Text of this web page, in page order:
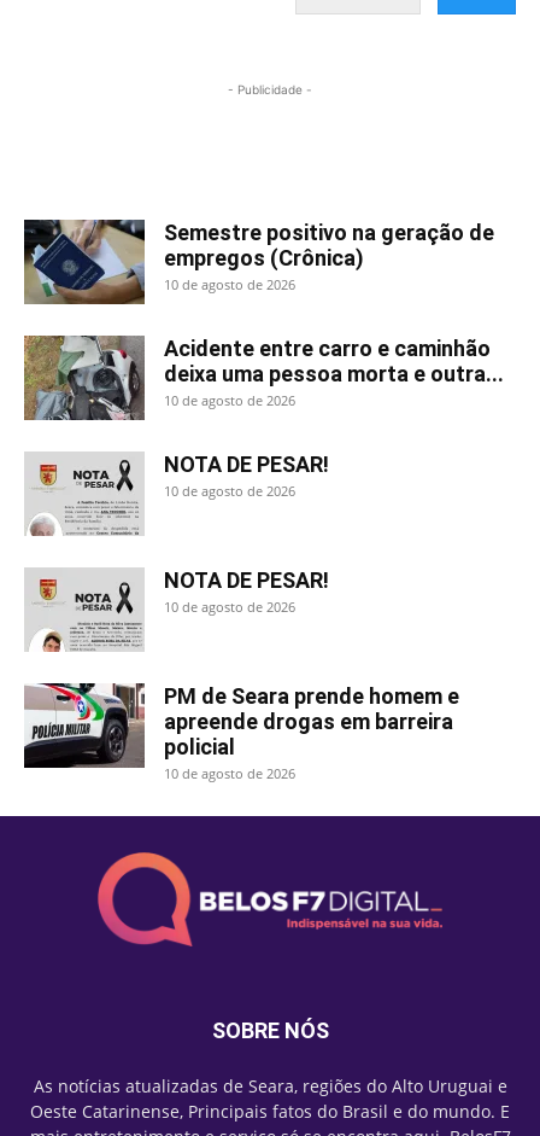
- Publicidade -
Semestre positivo na geração de
empregos (Crônica)
10 de agosto de 2026
Acidente entre carro e caminhão
deixa uma pessoa morta e outra...
10 de agosto de 2026
NOTA DE PESAR!
10 de agosto de 2026
NOTA DE PESAR!
10 de agosto de 2026
PM de Seara prende homem e
apreende drogas em barreira
policial
10 de agosto de 2026
SOBRE NÓS
As notícias atualizadas de Seara, regiões do Alto Uruguai e
Oeste Catarinense, Principais fatos do Brasil e do mundo. E